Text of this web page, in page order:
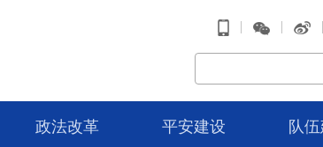
| | |
政法改革 平安建设 队